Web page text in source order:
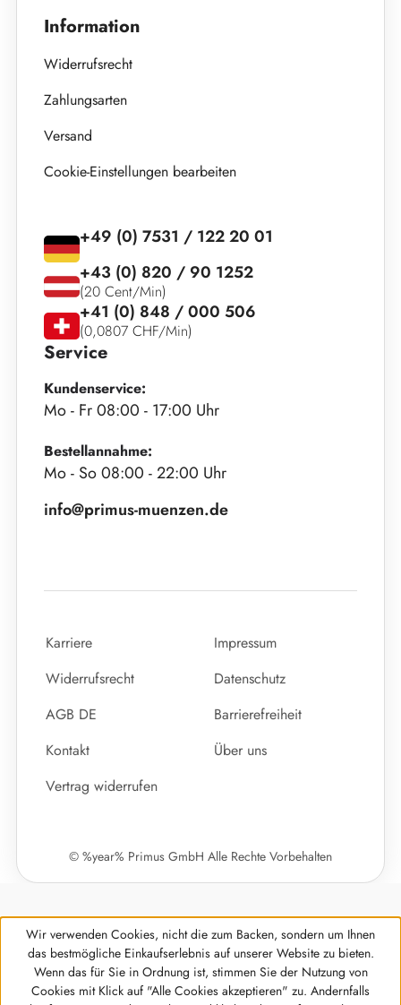
Information
Widerrufsrecht
Zahlungsarten
Versand
Cookie-Einstellungen bearbeiten
Service
Kundenservice:
Mo - Fr 08:00 - 17:00 Uhr
Bestellannahme:
Mo - So 08:00 - 22:00 Uhr
info@primus-muenzen.de
+49 (0) 7531 / 122 20 01
+43 (0) 820 / 90 1252
(20 Cent/Min)
+41 (0) 848 / 000 506
(0,0807 CHF/Min)
Karriere
Impressum
Widerrufsrecht
Datenschutz
AGB DE
Barrierefreiheit
Kontakt
Über uns
Vertrag widerrufen
© %year% Primus GmbH Alle Rechte Vorbehalten
Wir verwenden Cookies, nicht die zum Backen, sondern um Ihnen
das bestmögliche Einkaufserlebnis auf unserer Website zu bieten.
Wenn das für Sie in Ordnung ist, stimmen Sie der Nutzung von
Cookies mit Klick auf "Alle Cookies akzeptieren" zu. Andernfalls